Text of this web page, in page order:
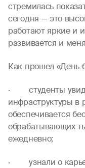
стремилась
сегодня — это
работают яркие и
развивается и
Как прошел «День
· студенты
инфраструктуры в
обеспечивается
обрабатывающих
ежедневно;
· узнали о